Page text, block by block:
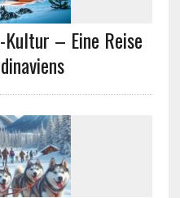
– Eine Reise